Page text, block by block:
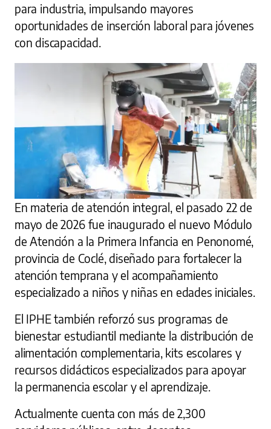
para industria, impulsando mayores
oportunidades de inserción laboral para jóvenes
con discapacidad.
En materia de atención integral, el pasado 22 de
mayo de 2026 fue inaugurado el nuevo Módulo
de Atención a la Primera Infancia en Penonomé,
provincia de Coclé, diseñado para fortalecer la
atención temprana y el acompañamiento
especializado a niños y niñas en edades iniciales.
El IPHE también reforzó sus programas de
bienestar estudiantil mediante la distribución de
alimentación complementaria, kits escolares y
recursos didácticos especializados para apoyar
la permanencia escolar y el aprendizaje.
Actualmente cuenta con más de 2,300